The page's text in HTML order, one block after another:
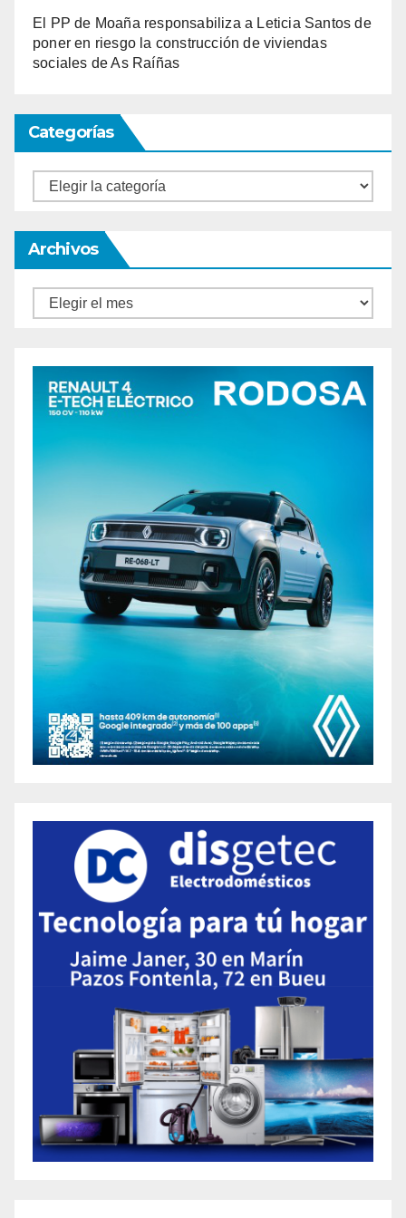
El PP de Moaña responsabiliza a Leticia Santos de
poner en riesgo la construcción de viviendas
sociales de As Raíñas
Categorías
Categorías
Archivos
Archivos